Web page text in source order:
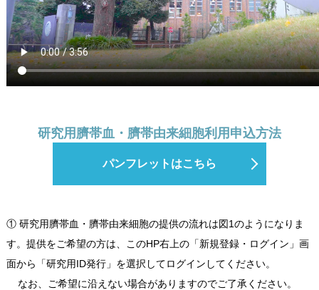
研究用臍帯血・臍帯由来細胞利用申込方法
パンフレットはこちら
① 研究用臍帯血・臍帯由来細胞の提供の流れは図1のようになりま
す。提供をご希望の方は、このHP右上の「新規登録・ログイン」画
面から「研究用ID発行」を選択してログインしてください。
なお、ご希望に沿えない場合がありますのでご了承ください。